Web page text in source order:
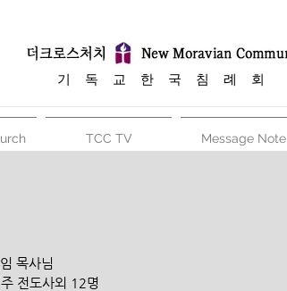
​기 독 교 한 국 침 례 회
TCC TV Message Note
목사님
전도사외 12명